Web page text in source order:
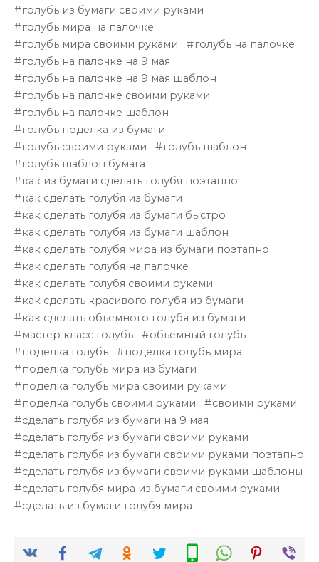
голубь из бумаги своими руками
голубь мира на палочке
голубь мира своими руками
голубь на палочке
голубь на палочке на 9 мая
голубь на палочке на 9 мая шаблон
голубь на палочке своими руками
голубь на палочке шаблон
голубь поделка из бумаги
голубь своими руками
голубь шаблон
голубь шаблон бумага
как из бумаги сделать голубя поэтапно
как сделать голубя из бумаги
как сделать голубя из бумаги быстро
как сделать голубя из бумаги шаблон
как сделать голубя мира из бумаги поэтапно
как сделать голубя на палочке
как сделать голубя своими руками
как сделать красивого голубя из бумаги
как сделать объемного голубя из бумаги
мастер класс голубь
объемный голубь
поделка голубь
поделка голубь мира
поделка голубь мира из бумаги
поделка голубь мира своими руками
поделка голубь своими руками
своими руками
сделать голубя из бумаги на 9 мая
сделать голубя из бумаги своими руками
сделать голубя из бумаги своими руками поэтапно
сделать голубя из бумаги своими руками шаблоны
сделать голубя мира из бумаги своими руками
сделать из бумаги голубя мира